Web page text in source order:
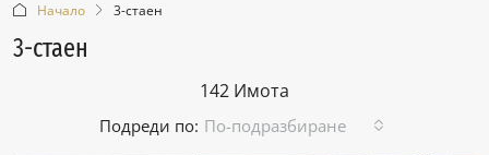
Начало 3-стаен
3-стаен
142 Имотa
Подреди по: По-подразбиране